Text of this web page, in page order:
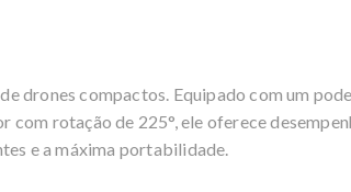
drones compactos. Equipado com um
rotação de 225°, ele oferece
e a máxima portabilidade.